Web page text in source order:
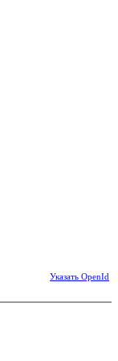
Указать OpenId